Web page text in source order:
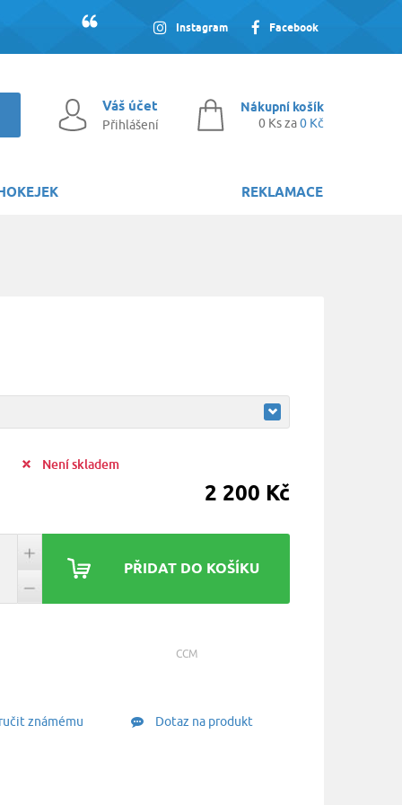
Instagram Facebook
Váš účet
Přihlášení
Nákupní košík
0 Ks za0 Kč
REKLAMACE
Není skladem
2 200 Kč
PŘIDAT DO KOŠÍKU
CCM
známému Dotaz na produkt